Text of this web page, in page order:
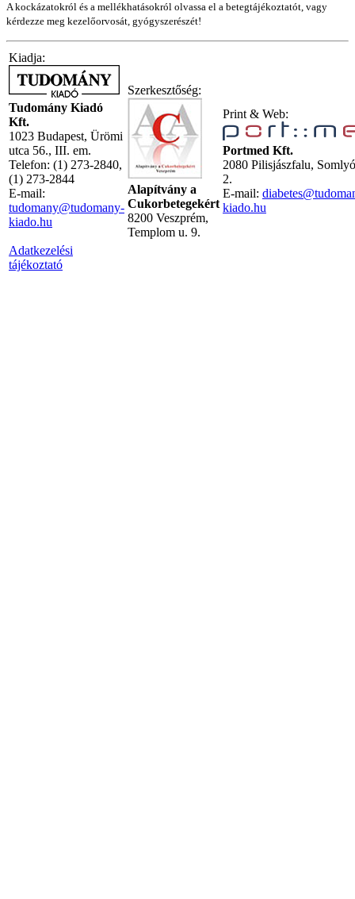
A kockázatokról és a mellékhatásokról olvassa el a betegtájékoztatót, vagy
kérdezze meg kezelőorvosát, gyógyszerészét!
Kiadja:
Tudomány Kiadó
Kft.
1023 Budapest, Ürömi
utca 56., III. em.
Telefon: (1) 273-2840,
(1) 273-2844
E-mail:
tudomany@tudomany-
kiado.hu
Adatkezelési
tájékoztató
Szerkesztőség:
Alapítvány a
Cukorbetegekért
8200 Veszprém,
Templom u. 9.
Print & Web:
Portmed Kft.
2080 Pilisjászfalu,
2.
E-mail:
kiado.hu